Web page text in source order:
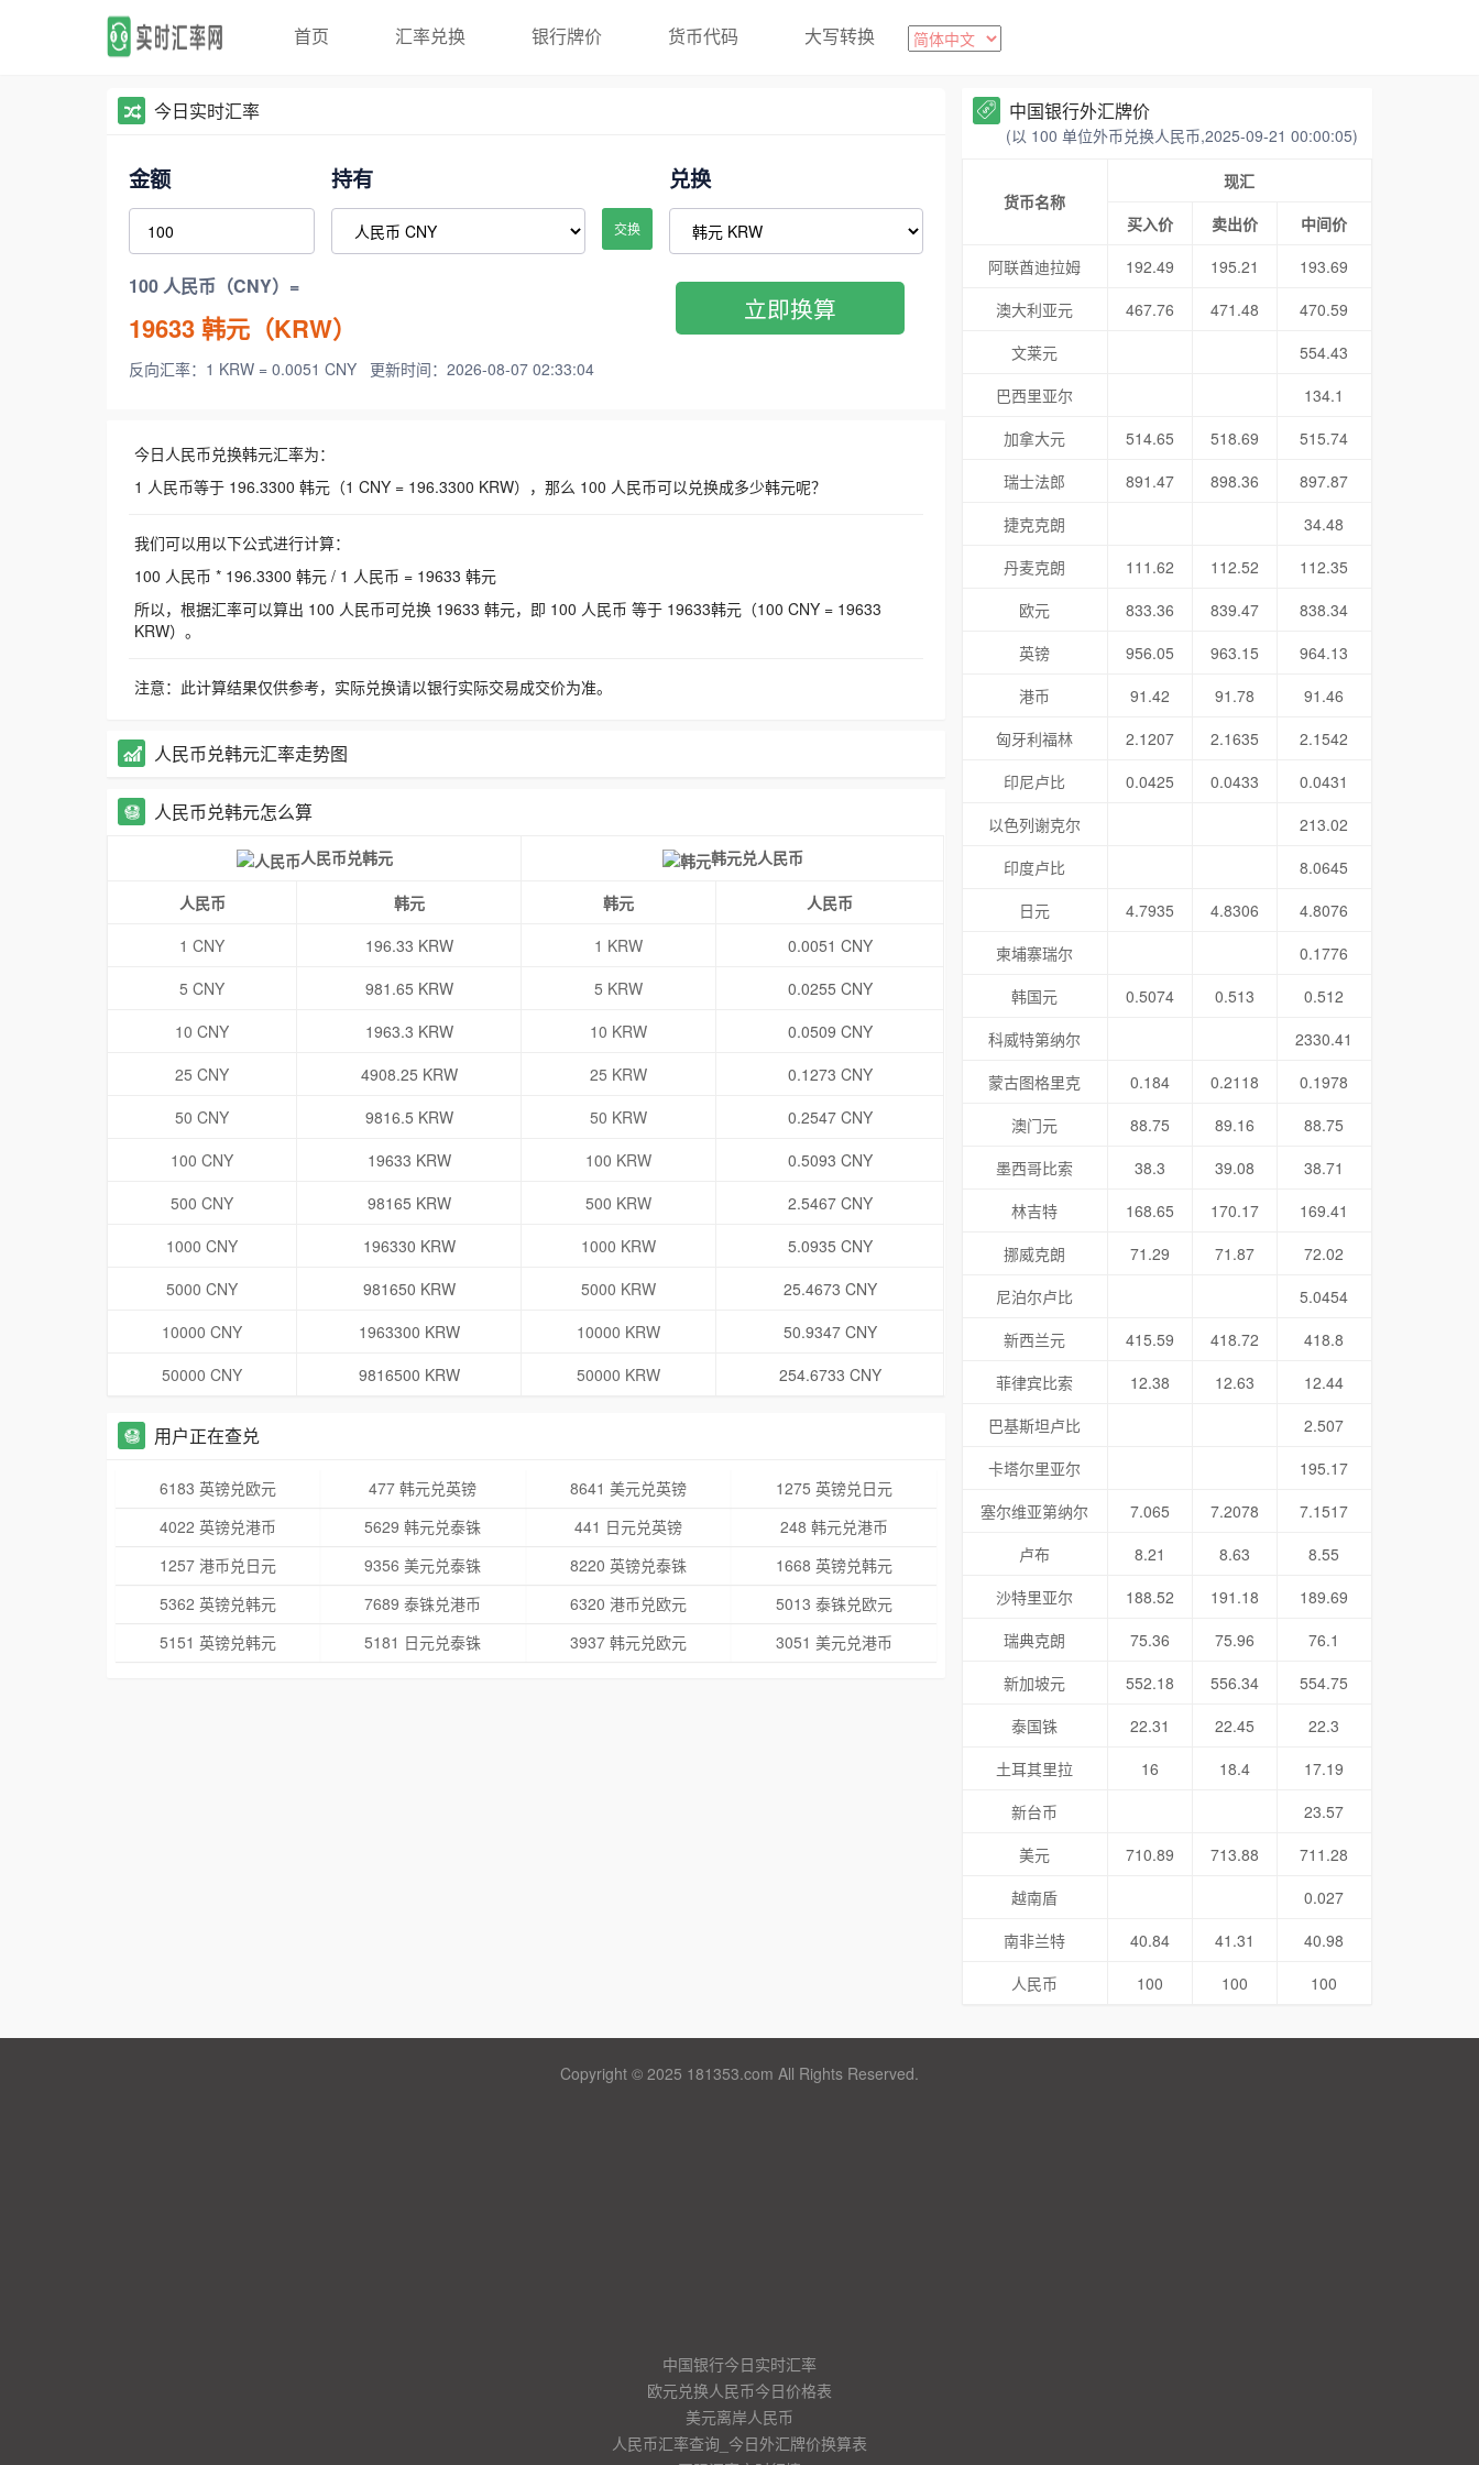
首页 汇率兑换 银行牌价 货币代码 大写转换
今日实时汇率
金额 持有
交换
兑换
100 人民币（CNY）=
19633韩元（KRW）
反向汇率：1 KRW = 0.0051 CNY 更新时间：2026-08-07 02:33:04
立即换算
今日人民币兑换韩元汇率为：
1 人民币等于 196.3300 韩元（1 CNY = 196.3300 KRW），那么 100 人民币可以兑换成多少韩元呢？
我们可以用以下公式进行计算：
100 人民币 * 196.3300 韩元 / 1 人民币 = 19633 韩元
所以，根据汇率可以算出 100 人民币可兑换 19633 韩元，即 100 人民币 等于 19633韩元（100 CNY = 19633
KRW）。
注意：此计算结果仅供参考，实际兑换请以银行实际交易成交价为准。
人民币兑韩元汇率走势图
人民币兑韩元怎么算
人民币兑韩元 韩元兑人民币
人民币 韩元 韩元
人民币
1 CNY
196.33 KRW 1 KRW
0.0051 CNY
5 CNY
981.65 KRW 5 KRW
0.0255 CNY
10 CNY
1963.3 KRW 10 KRW
0.0509 CNY
25 CNY
4908.25 KRW 25 KRW
0.1273 CNY
50 CNY
9816.5 KRW 50 KRW
0.2547 CNY
100 CNY
19633 KRW 100 KRW
0.5093 CNY
500 CNY
98165 KRW 500 KRW
2.5467 CNY
1000 CNY
196330 KRW 1000 KRW
5.0935 CNY
5000 CNY
981650 KRW 5000 KRW
25.4673 CNY
10000 CNY
1963300 KRW 10000 KRW
50.9347 CNY
50000 CNY
9816500 KRW 50000 KRW 254.6733 CNY
用户正在查兑
6183 英镑兑欧元 477 韩元兑英镑 8641 美元兑英镑
1275 英镑兑日元
4022 英镑兑港币
5629 韩元兑泰铢 441 日元兑英镑
248 韩元兑港币
1257 港币兑日元
9356 美元兑泰铢 8220 英镑兑泰铢
1668 英镑兑韩元
5362 英镑兑韩元
7689 泰铢兑港币 6320 港币兑欧元
5013 泰铢兑欧元
5151 英镑兑韩元
5181 日元兑泰铢 3937 韩元兑欧元 3051 美元兑港币
中国银行外汇牌价
(以 100 单位外币兑换人民币,2025-09-21 00:00:05)
货币名称
现汇
买入价
卖出价
中间价
阿联酋迪拉姆
192.49 195.21
193.69
澳大利亚元
467.76 471.48
470.59
文莱元
554.43
巴西里亚尔
134.1
加拿大元
514.65 518.69
515.74
瑞士法郎
891.47 898.36
897.87
捷克克朗
34.48
丹麦克朗
111.62 112.52
112.35
欧元
833.36 839.47
838.34
英镑
956.05 963.15
964.13
港币
91.42 91.78
91.46
匈牙利福林
2.1207 2.1635
2.1542
印尼卢比
0.0425 0.0433
0.0431
以色列谢克尔
213.02
印度卢比
8.0645
日元
4.7935 4.8306
4.8076
柬埔寨瑞尔
0.1776
韩国元
0.5074 0.513
0.512
科威特第纳尔
2330.41
蒙古图格里克
0.184 0.2118
0.1978
澳门元
88.75 89.16
88.75
墨西哥比索
38.3 39.08
38.71
林吉特
168.65 170.17
169.41
挪威克朗
71.29 71.87
72.02
尼泊尔卢比
5.0454
新西兰元
415.59 418.72
418.8
菲律宾比索
12.38 12.63
12.44
巴基斯坦卢比
2.507
卡塔尔里亚尔
195.17
塞尔维亚第纳尔
7.065 7.2078
7.1517
卢布
8.21 8.63
8.55
沙特里亚尔
188.52 191.18
189.69
瑞典克朗
75.36 75.96
76.1
新加坡元
552.18 556.34
554.75
泰国铢
22.31 22.45
22.3
土耳其里拉
16 18.4
17.19
新台币
23.57
美元
710.89 713.88
711.28
越南盾
0.027
南非兰特
40.84 41.31
40.98
人民币
100 100 100
Copyright © 2025 181353.com All Rights Reserved.
中国银行今日实时汇率
欧元兑换人民币今日价格表
美元离岸人民币
人民币汇率查询_今日外汇牌价换算表